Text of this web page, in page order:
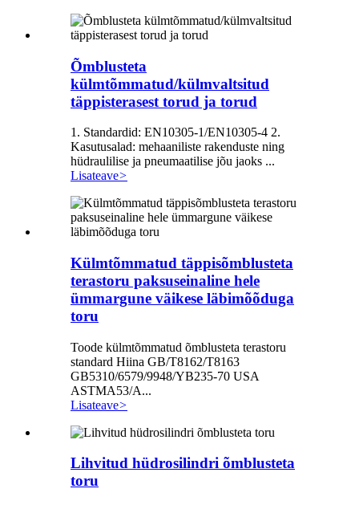
Õmblusteta
külmtõmmatud/külmvaltsitud
täppisterasest torud ja torud
1. Standardid: EN10305-1/EN10305-4 2.
Kasutusalad: mehaaniliste rakenduste ning
hüdraulilise ja pneumaatilise jõu jaoks ...
Lisateave>
Külmtõmmatud täppisõmblusteta
terastoru paksuseinaline hele
ümmargune väikese läbimõõduga
toru
Toode külmtõmmatud õmblusteta terastoru
standard Hiina GB/T8162/T8163
GB5310/6579/9948/YB235-70 USA
ASTMA53/A...
Lisateave>
Lihvitud hüdrosilindri õmblusteta
toru